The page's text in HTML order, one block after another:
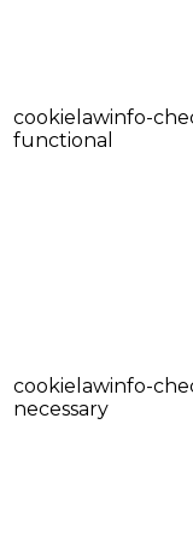
cookielawinfo-
functional
cookielawinfo-
necessary